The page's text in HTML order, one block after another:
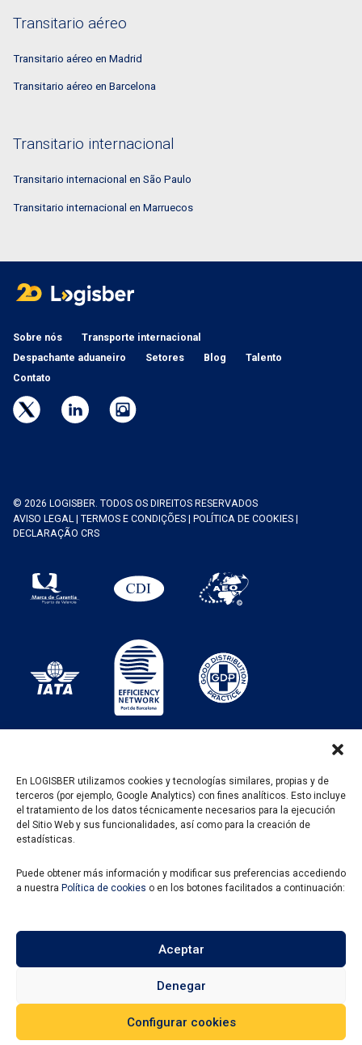
En LOGISBER utilizamos cookies y tecnologías similares, propias y de
terceros (por ejemplo, Google Analytics) con fines analíticos. Esto incluye
el tratamiento de los datos técnicamente necesarios para la ejecución
del Sitio Web y sus funcionalidades, así como para la creación de
estadísticas.
Puede obtener más información y modificar sus preferencias accediendo
a nuestra Política de cookies o en los botones facilitados a continuación:
Aceptar
Denegar
Configurar cookies
Transitario aéreo
Transitario aéreo en Madrid
Transitario aéreo en Barcelona
Transitario internacional
Transitario internacional en São Paulo
Transitario internacional en Marruecos
Sobre nós
Transporte internacional
Despachante aduaneiro
Setores Blog
Talento
Contato
© 2026 LOGISBER. TODOS OS DIREITOS RESERVADOS
AVISO LEGAL| TERMOS E CONDIÇÕES POLÍTICA DE COOKIES
DECLARAÇÃO CRS
PROGRAMA KIT DIGITAL FINANCIADO POR LOS
FONDOS NEXT GENERATION DEL MECANISMO DE